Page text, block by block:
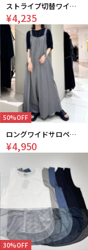
ストライプ切替ワイドパンツ
¥4,235
50%OFF
ロングワイドサロペット
¥4,950
30%OFF